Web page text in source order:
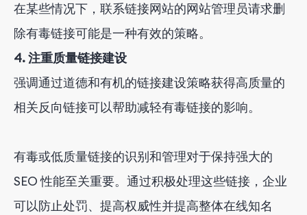
在某些情况下，联系链接网站的网站管理员请求删
除有毒链接可能是一种有效的策略。
4. 注重质量链接建设
强调通过道德和有机的链接建设策略获得高质量的
相关反向链接可以帮助减轻有毒链接的影响。
有毒或低质量链接的识别和管理对于保持强大的
SEO 性能至关重要。通过积极处理这些链接，企业
可以防止处罚、提高权威性并提高整体在线知名